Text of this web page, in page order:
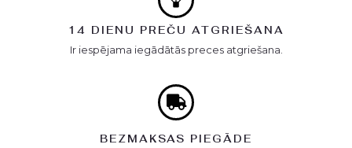
14 DIENU PREČU ATGRIEŠANA
Ir iespējama iegādātās preces atgriešana.
BEZMAKSAS PIEGĀDE